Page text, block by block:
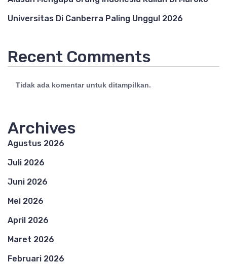
Universitas Di Canberra Paling Unggul 2026
Recent Comments
Tidak ada komentar untuk ditampilkan.
Archives
Agustus 2026
Juli 2026
Juni 2026
Mei 2026
April 2026
Maret 2026
Februari 2026